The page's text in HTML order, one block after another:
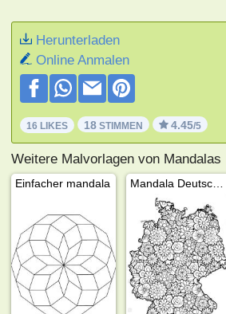
Herunterladen
Online Anmalen
16 LIKES 18 STIMMEN 4.45/5
Weitere Malvorlagen von Mandalas
Einfacher mandala